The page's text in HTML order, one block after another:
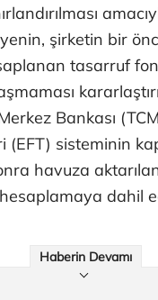
şirketin bir
tasarruf
Bankası
(EFT) sisteminin
havuza
dahil
Haberin Devamı